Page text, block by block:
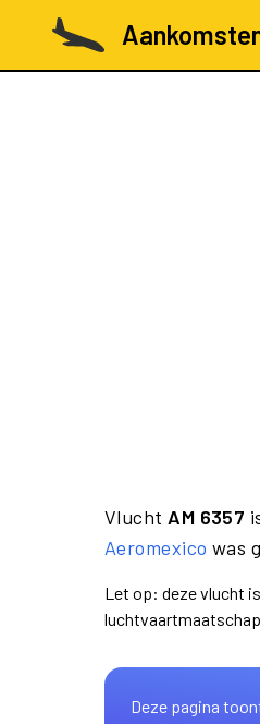
Vlucht AM 6357
Aeromexico was
Let op: deze vlucht
Deze pagina